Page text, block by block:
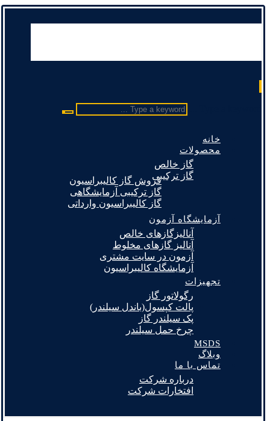
خانه
محصولات
گاز خالص
گاز ترکیبیفروش گاز کالیبراسیون
گاز ترکیبی آزمایشگاهی
گاز کالیبراسیون وارداتی
آزمایشگاه آزمون
آنالیزگازهای خالص
آنالیز گازهای مخلوط
آزمون در سایت مشتری
آزمایشگاه کالیبراسیون
تجهیزات
رگولاتور گاز
پالت کپسول(باندل سیلندر)
پک سیلندر گاز
چرخ حمل سیلندر
MSDS
وبلاگ
تماس با ما
درباره شرکت
افتخارات شرکت